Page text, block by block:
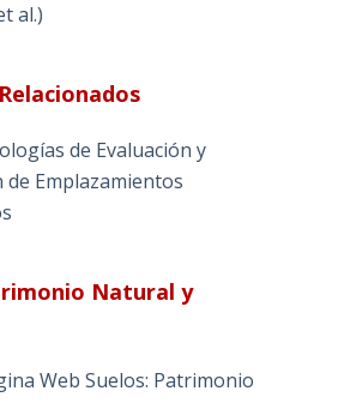
al.)
de Evaluación y
de Emplazamientos
Natural y
Web Suelos: Patrimonio